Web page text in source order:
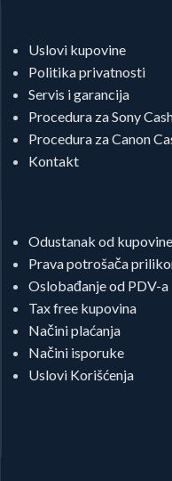
Uslovi kupovine
Politika privatnosti
Servis i garancija
Procedura za Sony
Procedura za Canon
Kontakt
Odustanak od kupovine
Prava potrošača
Oslobađanje od PDV-a
Tax free kupovina
Načini plaćanja
Načini isporuke
Uslovi Korišćenja